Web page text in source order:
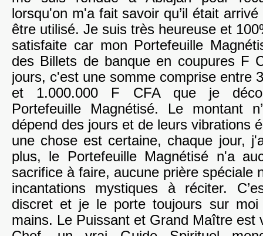
lorsqu'on m'a fait savoir qu’il était
être utilisé. Je suis très heureuse et
satisfaite car mon Portefeuille
des Billets de banque en coupures F
jours, c'est une somme comprise entre
et 1.000.000 F CFA que je
Portefeuille Magnétisé. Le montant
dépend des jours et de leurs vibrations
une chose est certaine, chaque jour,
plus, le Portefeuille Magnétisé n'a
sacrifice à faire, aucune prière spéciale
incantations mystiques à réciter.
discret et je le porte toujours sur
mains. Le Puissant et Grand Maître est